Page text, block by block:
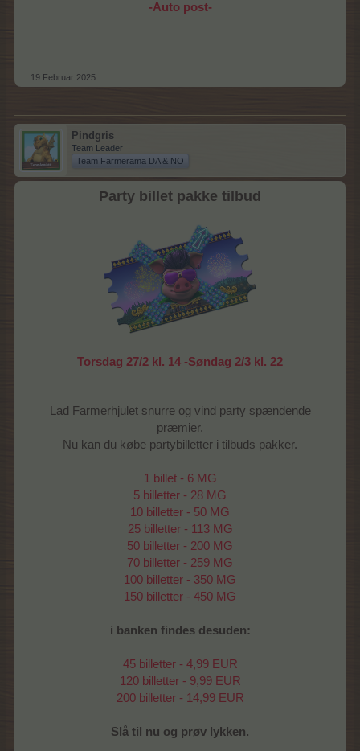
-Auto post-
19 Februar 2025
Pindgris
Team Leader
Team Farmerama DA & NO
Party billet pakke tilbud
Torsdag 27/2 kl. 14 -Søndag 2/3 kl. 22
Lad Farmerhjulet snurre og vind party spændende
præmier.
Nu kan du købe partybilletter i tilbuds pakker.
1 billet - 6 MG
5 billetter - 28 MG
10 billetter - 50 MG
25 billetter - 113 MG
50 billetter - 200 MG
70 billetter - 259 MG
100 billetter - 350 MG
150 billetter - 450 MG
i banken findes desuden:
45 billetter - 4,99 EUR
120 billetter - 9,99 EUR
200 billetter - 14,99 EUR
Slå til nu og prøv lykken.